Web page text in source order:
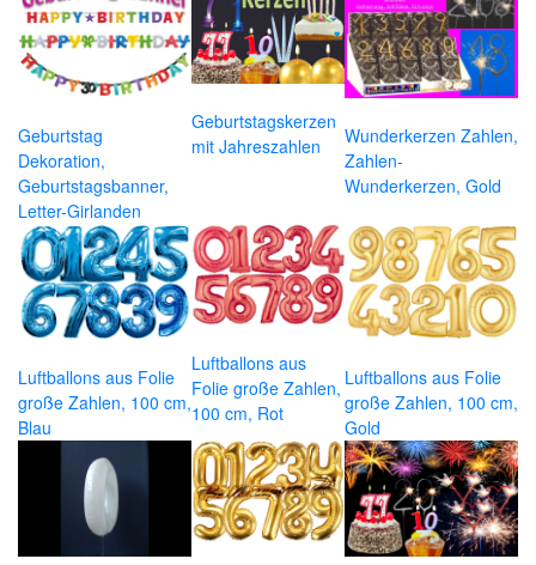
Geburtstag
Dekoration,
Geburtstagsbanner,
Letter-Girlanden
Geburtstagskerzen
mit Jahreszahlen
Wunderkerzen Zahlen,
Zahlen-
Wunderkerzen, Gold
Luftballons aus Folie
große Zahlen, 100 cm,
Blau
Luftballons aus
Folie große Zahlen,
100 cm, Rot
Luftballons aus Folie
große Zahlen, 100 cm,
Gold